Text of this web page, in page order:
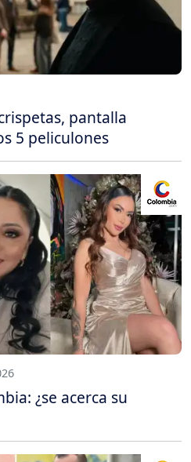
pantalla
5 peliculones
¿se acerca su